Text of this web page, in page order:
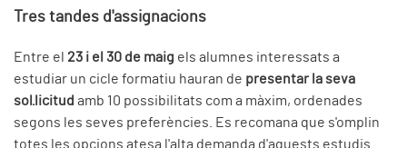
Tres tandes d'assignacions
Entre el 23 i el 30 de maig els alumnes interessats a
estudiar un cicle formatiu hauran de presentar la seva
sol·licitud amb 10 possibilitats com a màxim, ordenades
segons les seves preferències. Es recomana que s'omplin
totes les opcions atesa l'alta demanda d'aquests estudis.